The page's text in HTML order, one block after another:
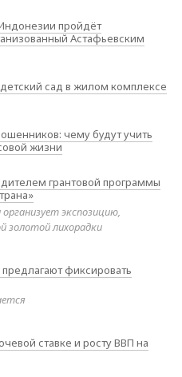
пройдёт
Астафьевским
сад в жилом комплексе
чему будут учить
жизни
грантовой программы
экспозицию,
золотой лихорадки
фиксировать
ставке и росту ВВП на